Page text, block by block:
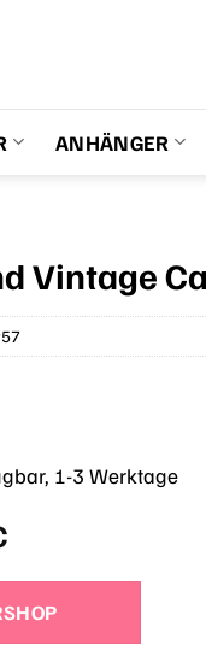
ANHÄNGER
Vintage
Aktueller
ist:
35,40 €.
1-3 Werktage